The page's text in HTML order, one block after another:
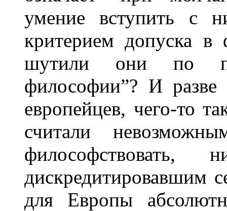
умение вступить с
критерием допуска
шутили они по
философии”? И
европейцев, чего-то
считали
философствовать,
дискредитировавшим
для Eвропы